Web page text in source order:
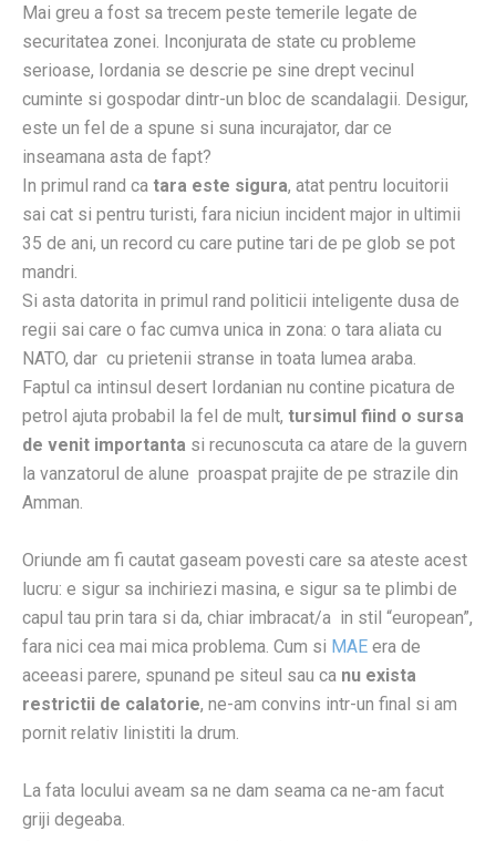
Mai greu a fost sa trecem peste temerile legate de
securitatea zonei. Inconjurata de state cu probleme
serioase, Iordania se descrie pe sine drept vecinul
cuminte si gospodar dintr-un bloc de scandalagii. Desigur,
este un fel de a spune si suna incurajator, dar ce
inseamana asta de fapt?
In primul rand ca tara este sigura, atat pentru locuitorii
sai cat si pentru turisti, fara niciun incident major in ultimii
35 de ani, un record cu care putine tari de pe glob se pot
mandri.
Si asta datorita in primul rand politicii inteligente dusa de
regii sai care o fac cumva unica in zona: o tara aliata cu
NATO, dar cu prietenii stranse in toata lumea araba.
Faptul ca intinsul desert Iordanian nu contine picatura de
petrol ajuta probabil la fel de mult, tursimul fiind o sursa
de venit importanta si recunoscuta ca atare de la guvern
la vanzatorul de alune proaspat prajite de pe strazile din
Amman.
Oriunde am fi cautat gaseam povesti care sa ateste acest
lucru: e sigur sa inchiriezi masina, e sigur sa te plimbi de
capul tau prin tara si da, chiar imbracat/a in stil “european”,
fara nici cea mai mica problema. Cum si MAE era de
aceeasi parere, spunand pe siteul sau ca nu exista
restrictii de calatorie, ne-am convins intr-un final si am
pornit relativ linistiti la drum.
La fata locului aveam sa ne dam seama ca ne-am facut
griji degeaba.